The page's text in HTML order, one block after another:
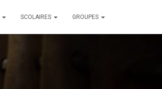
SCOLAIRES GROUPES